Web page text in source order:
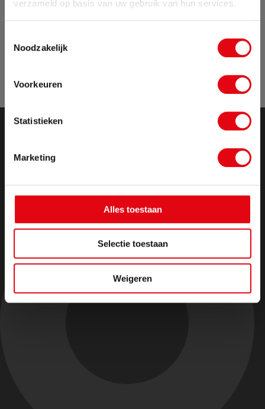
verzameld op basis van uw gebruik van hun services.
Noodzakelijk
Voorkeuren
Statistieken
Marketing
Alles toestaan
Selectie toestaan
Weigeren
vakantie. Bestellingen die in deze periode worden